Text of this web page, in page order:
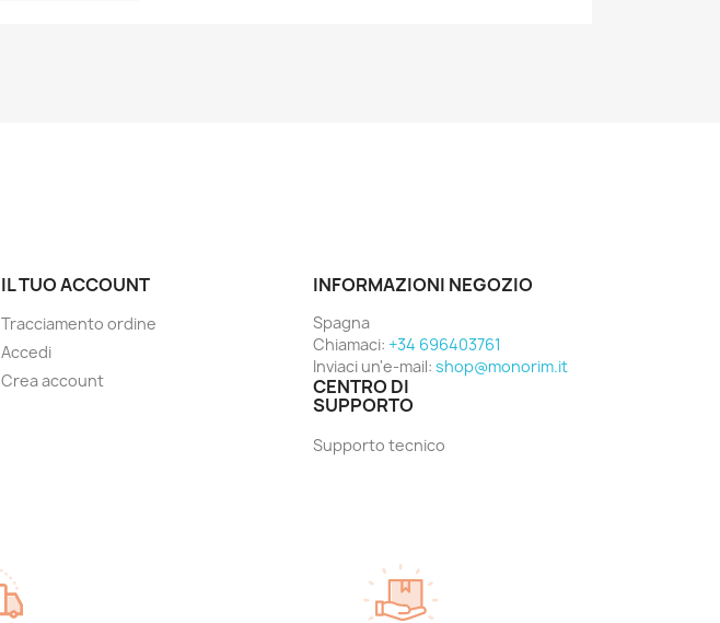
IL TUO ACCOUNT
Tracciamento ordine
Accedi
Crea account
INFORMAZIONI NEGOZIO
Spagna
Chiamaci: +34 696403761
Inviaci un'e-mail: shop@monorim.it
CENTRO DI
SUPPORTO
Supporto tecnico